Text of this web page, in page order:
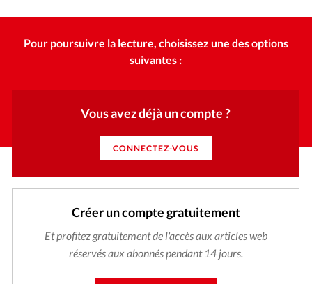
Pour poursuivre la lecture, choisissez une des options
suivantes :
Vous avez déjà un compte ?
CONNECTEZ-VOUS
Créer un compte gratuitement
Et profitez gratuitement de l'accès aux articles web
réservés aux abonnés pendant 14 jours.